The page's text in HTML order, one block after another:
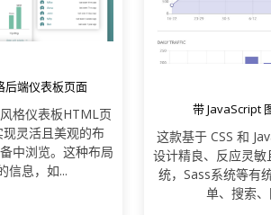
后端仪表板页面
格仪表板HTML页
灵活且美观的布
中浏览。这种布局
信息，如...
带 JavaScript
这款基于 CSS 和
设计精良、反应灵
统，Sass系统等有
单、搜索